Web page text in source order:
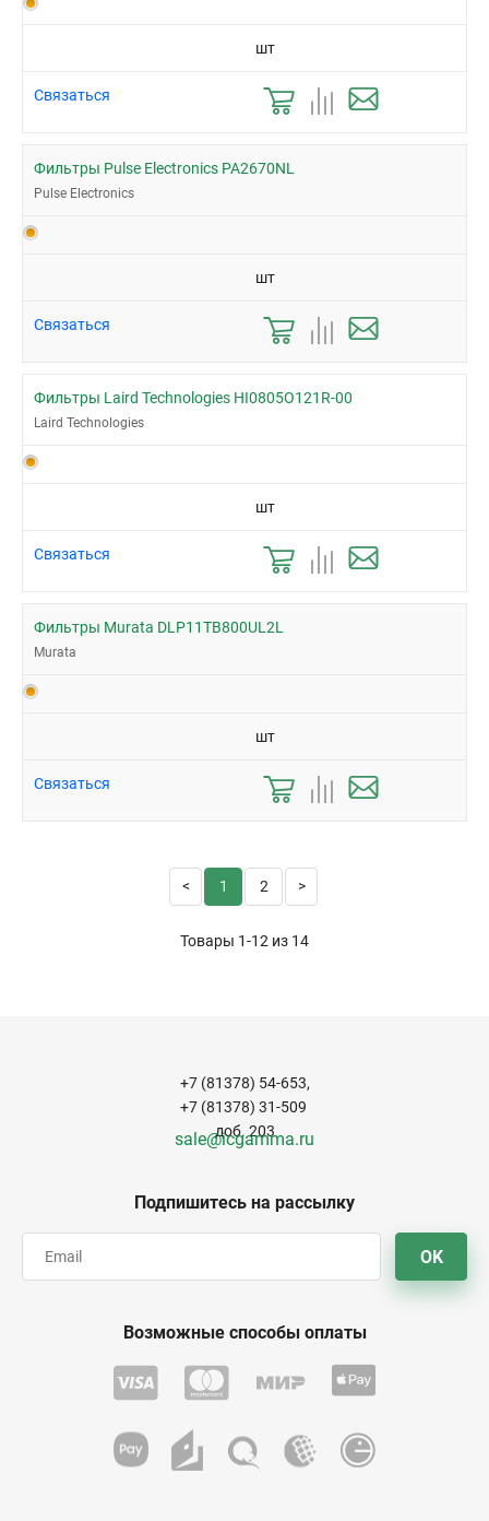
шт
Связаться
Фильтры Pulse Electronics PA2670NL
Pulse Electronics
шт
Связаться
Фильтры Laird Technologies HI0805O121R-00
Laird Technologies
шт
Связаться
Фильтры Murata DLP11TB800UL2L
Murata
шт
Связаться
1 2
Товары 1-12 из 14
Подпишитесь на рассылку
OK
+7 (81378) 54-653,
+7 (81378) 31-509
доб. 203
sale@icgamma.ru
Возможные способы оплаты